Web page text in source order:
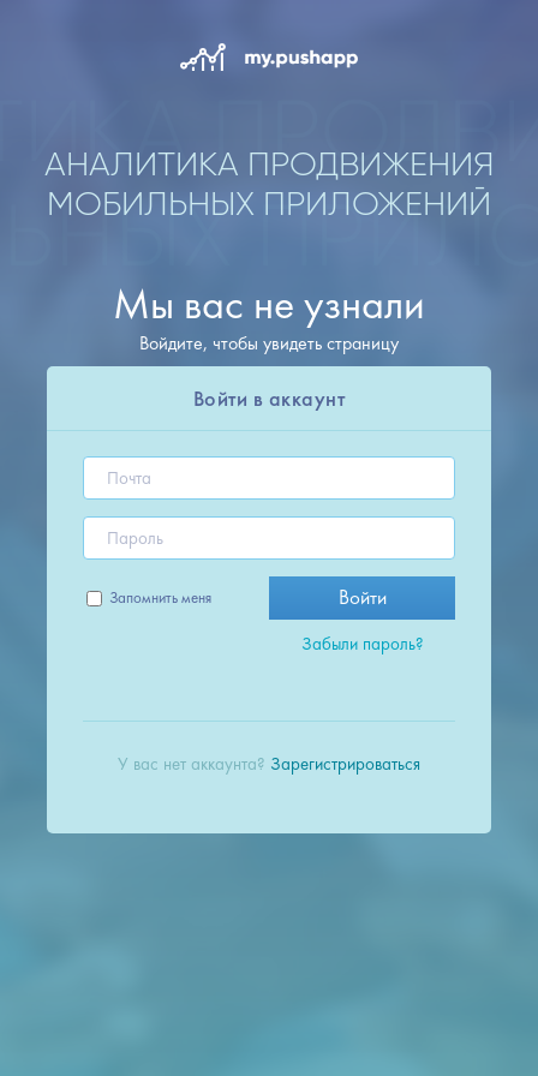
АНАЛИТИКА ПРОДВИЖЕНИЯ
МОБИЛЬНЫХ ПРИЛОЖЕНИЙ
Мы вас не узнали
Войдите, чтобы увидеть страницу
Войти в аккаунт
Запомнить меня Войти
Забыли пароль?
У вас нет аккаунта? Зарегистрироваться